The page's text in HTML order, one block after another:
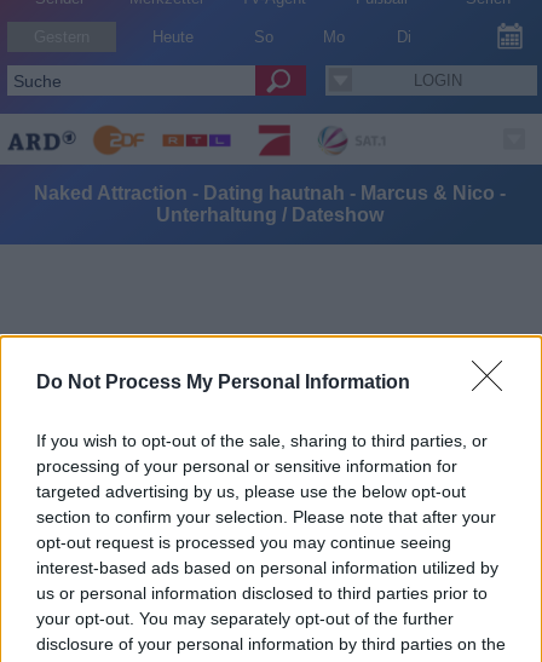
Do Not Process My Personal Information
If you wish to opt-out of the sale, sharing to third parties, or
processing of your personal or sensitive information for
targeted advertising by us, please use the below opt-out
section to confirm your selection. Please note that after your
opt-out request is processed you may continue seeing
interest-based ads based on personal information utilized by
us or personal information disclosed to third parties prior to
your opt-out. You may separately opt-out of the further
disclosure of your personal information by third parties on the
Heute So Mo Di
LOGIN
Naked Attraction - Dating hautnah - Marcus & Nico -
Unterhaltung / Dateshow